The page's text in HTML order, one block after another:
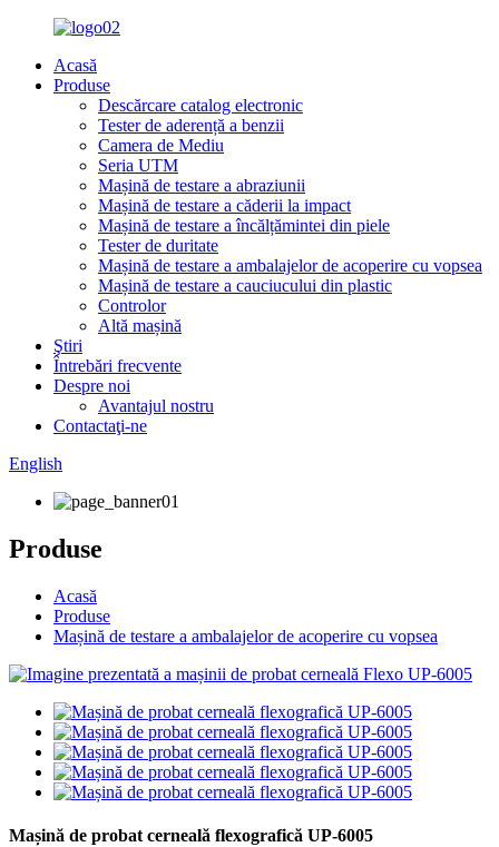
Acasă
Produse
Descărcare catalog electronic
Tester de aderență a benzii
Camera de Mediu
Seria UTM
Mașină de testare a abraziunii
Mașină de testare a căderii la impact
Mașină de testare a încălțămintei din piele
Tester de duritate
Mașină de testare a ambalajelor de acoperire cu vopsea
Mașină de testare a cauciucului din plastic
Controlor
Altă mașină
Ştiri
Întrebări frecvente
Despre noi
Avantajul nostru
Contactaţi-ne
English
Produse
Acasă
Produse
Mașină de testare a ambalajelor de acoperire cu vopsea
Mașină de probat cerneală flexografică UP-6005